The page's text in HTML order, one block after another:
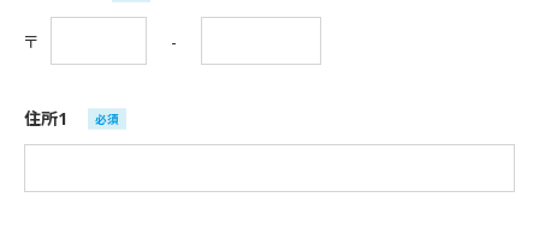
〒 -
住所1 必須